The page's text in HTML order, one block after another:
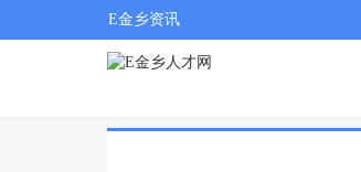
E金乡资讯